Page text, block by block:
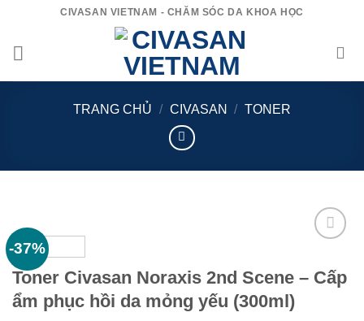
nội
CIVASAN VIETNAM - CHĂM SÓC DA KHOA HỌC
TRANG CHỦ / CIVASAN / TONER
-37%
wishlist
Toner Civasan Noraxis 2nd Scene – Cấp
ẩm phục hồi da mỏng yếu (300ml)